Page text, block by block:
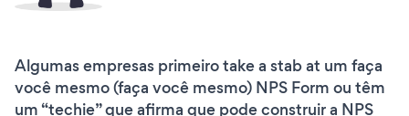
Algumas empresas primeiro take a stab at um faça
você mesmo (faça você mesmo) NPS Form ou têm
um “techie” que afirma que pode construir a NPS